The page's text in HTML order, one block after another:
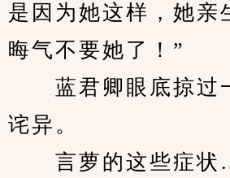
是因为她这样，她亲
晦气不要她了！”
蓝君卿眼底掠过
诧异。
言萝的这些症状